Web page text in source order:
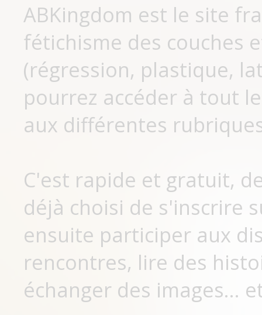
ABKingdom est le site
fétichisme des couches
(régression, plastique,
pourrez accéder à tout
aux différentes
C'est rapide et gratuit,
déjà choisi de s'inscrire
ensuite participer aux
rencontres, lire des
échanger des images...